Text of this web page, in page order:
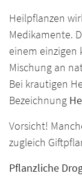
Heilpflanzen
Medikamente.
einem einzigen
Mischung an
Bei krautigen
Bezeichnung
Vorsicht!
zugleich
Pflanzliche